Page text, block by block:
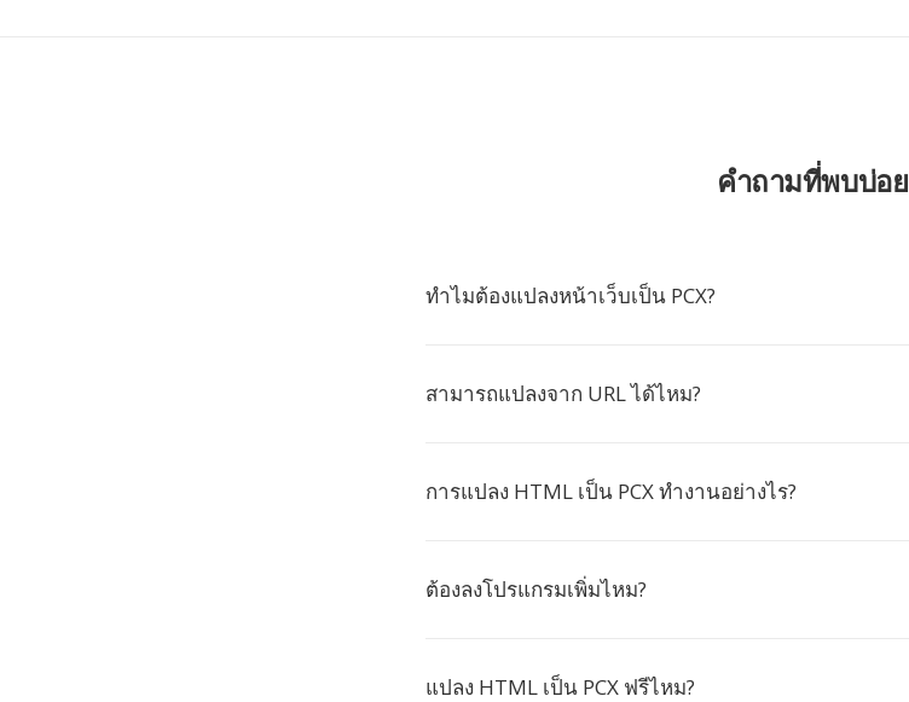
คำถามที่พบบ่อย
ทำไมต้องแปลงหน้าเว็บเป็น PCX?
สามารถแปลงจาก URL ได้ไหม?
การแปลง HTML เป็น PCX ทำงานอย่างไร?
ต้องลงโปรแกรมเพิ่มไหม?
แปลง HTML เป็น PCX ฟรีไหม?